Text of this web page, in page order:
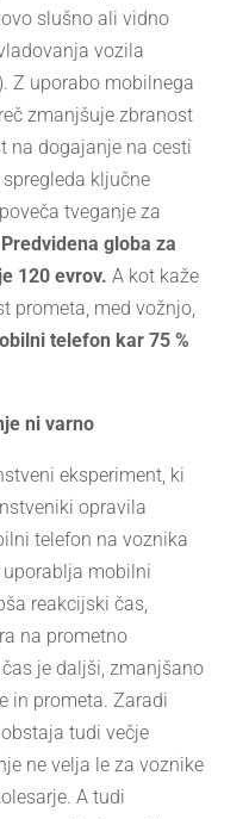
slušno ali vidno
vozila
Z uporabo mobilnega
zmanjšuje zbranost
na dogajanje na cesti
ključne
tveganje za
Predvidena globa za
120 evrov. A kot kaže
prometa, med vožnjo,
telefon kar 75 %
ni varno
eksperiment, ki
opravila
telefon na voznika
mobilni
reakcijski čas,
na prometno
je daljši, zmanjšano
in prometa. Zaradi
tudi večje
ne velja le za voznike
A tudi